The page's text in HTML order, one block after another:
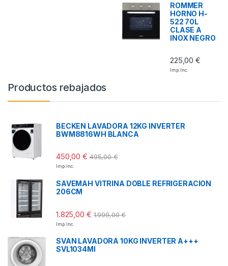
ROMMER
HORNO H-
522 70L
CLASE A
INOX NEGRO
225,00€
Imp. Inc.
Productos rebajados
BECKEN LAVADORA 12KG INVERTER
BWM8816WH BLANCA
450,00€ 495,00€
Imp. Inc.
SAVEMAH VITRINA DOBLE REFRIGERACION
206CM
1.825,00 € 1.999,00€
Imp. Inc.
SVAN LAVADORA 10KG INVERTER A+++
SVL1034MI